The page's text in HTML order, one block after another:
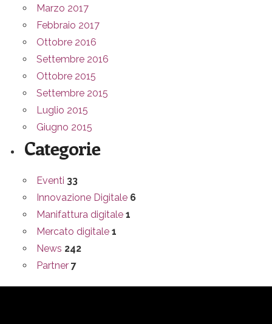
Marzo 2017
Febbraio 2017
Ottobre 2016
Settembre 2016
Ottobre 2015
Settembre 2015
Luglio 2015
Giugno 2015
Categorie
Eventi 33
Innovazione Digitale 6
Manifattura digitale 1
Mercato digitale 1
News 242
Partner 7